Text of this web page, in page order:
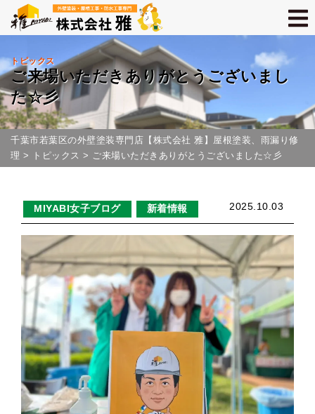
トピックス
ご来場いただきありがとうございまし
た☆彡
千葉市若葉区の外壁塗装専門店【株式会社 雅】屋根塗装、雨漏り修
理 > トピックス > ご来場いただきありがとうございました☆彡
2025.10.03
MIYABI女子ブログ 新着情報